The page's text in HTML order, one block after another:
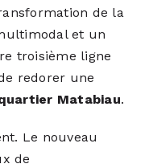
de la
et un
troisième ligne
redorer une
Matabiau.
Le nouveau
de